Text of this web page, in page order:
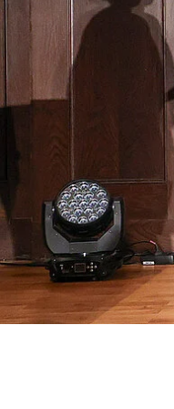
Data
Historie
News &
Messen &
Weltweit
FAQs